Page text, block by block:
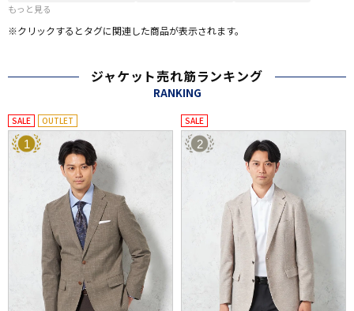
もっと見る
※クリックするとタグに関連した商品が表示されます。
ジャケット売れ筋ランキング
RANKING
SALE OUTLET
1
SALE
2